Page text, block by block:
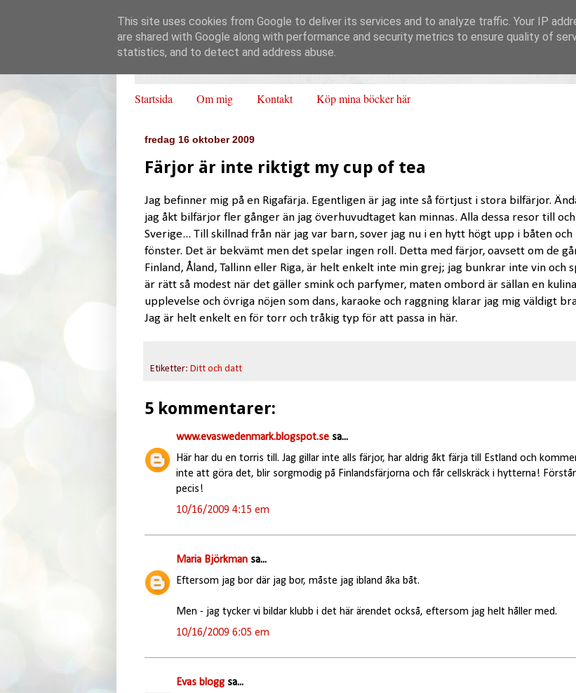
Startsida Om mig Kontakt Köp mina böcker här
fredag 16 oktober 2009
Färjor är inte riktigt my cup of tea
Jag befinner mig på en Rigafärja. Egentligen är jag inte så förtjust i stora bilfärjor.
jag åkt bilfärjor fler gånger än jag överhuvudtaget kan minnas. Alla dessa resor till
Sverige... Till skillnad från när jag var barn, sover jag nu i en hytt högt upp i båten och
fönster. Det är bekvämt men det spelar ingen roll. Detta med färjor, oavsett om de
Finland, Åland, Tallinn eller Riga, är helt enkelt inte min grej; jag bunkrar inte vin och
är rätt så modest när det gäller smink och parfymer, maten ombord är sällan en
upplevelse och övriga nöjen som dans, karaoke och raggning klarar jag mig väldigt
Jag är helt enkelt en för torr och tråkig typ för att passa in här.
Etiketter: Ditt och datt
5 kommentarer:
www.evaswedenmark.blogspot.sesa...
Här har du en torris till. Jag gillar inte alls färjor, har aldrig åkt färja till Estland och
inte att göra det, blir sorgmodig på Finlandsfärjorna och får cellskräck i hytterna! Förstår
pecis!
10/16/2009 4:15 em
Maria Björkmansa...
Eftersom jag bor där jag bor, måste jag ibland åka båt.
Men - jag tycker vi bildar klubb i det här ärendet också, eftersom jag helt håller med.
10/16/2009 6:05 em
Evas bloggsa...
This site uses cookies from Google to deliver its services and to analyze traffic. Your IP
are shared with Google along with performance and security metrics to ensure quality of
statistics, and to detect and address abuse.